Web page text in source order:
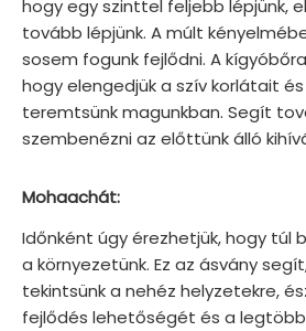
hogy egy szinttel feljebb lépjünk,
tovább lépjünk. A múlt
sosem fogunk fejlődni. A
hogy elengedjük a szív korlátait
teremtsünk magunkban. Segít
szembenézni az előttünk álló
Mohaachát:
Időnként úgy érezhetjük, hogy túl
a környezetünk. Ez az ásvány
tekintsünk a nehéz helyzetekre,
fejlődés lehetőségét és a